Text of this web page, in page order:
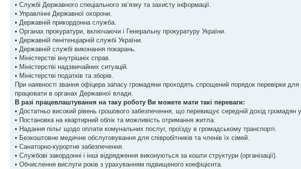
• Службі Державного спеціального зв’язку та захисту інформації.
• Управлінні Державної охорони.
• Державній прикордонна служба.
• Органах прокуратури, включаючи і Генеральну прокуратуру України.
• Державній пенітенціарній службі України.
• Державній службі виконання покарань.
• Міністерстві внутрішніх справ.
• Міністерстві надзвичайних ситуацій.
• Міністерстві податків та зборів.
При наявності звання офіцера запасу громадяни проходять спрощений порядок перевірки
працювати в органах Державної влади.
В разі працевлаштування на таку роботу Ви можете мати такі переваги:
• Достатньо високий рівень грошового забезпечення, що перевищує середній дохід громадян
• Постановка на квартирний облік та можливість отримання житла.
• Надання пільг щодо оплати комунальних послуг, проїзду в громадському транспорті.
• Безкоштовне медичне обслуговування для співробітників та членів їх сімей.
• Санаторно-курортне забезпечення.
• Службові закордонні і інші відрядження виконуються за кошти структури (організації).
• Обчислення вислуги років з урахуванням підвищеного коефіцієнта.